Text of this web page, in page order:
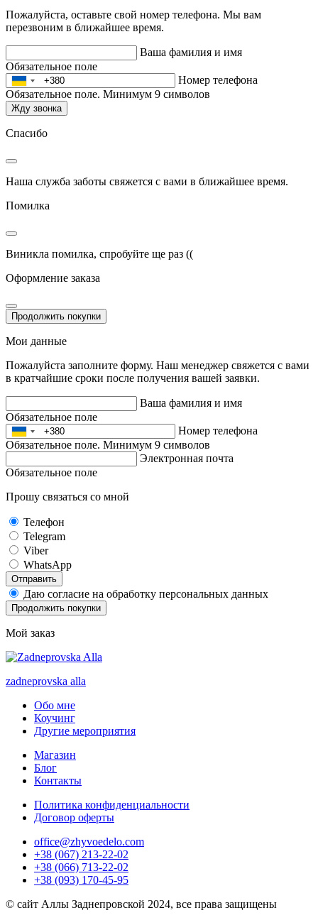
Пожалуйста, оставьте свой номер телефона. Мы вам
перезвоним в ближайшее время.
Ваша фамилия и имя
Обязательное поле
Номер телефона
Обязательное поле. Минимум 9 символов
Жду звонка
Спасибо
Наша служба заботы свяжется с вами в ближайшее время.
Помилка
Виникла помилка, спробуйте ще раз ((
Оформление заказа
Продолжить покупки
Мои данные
Пожалуйста заполните форму. Наш менеджер свяжется с вами
в кратчайшие сроки после получения вашей заявки.
Ваша фамилия и имя
Обязательное поле
Номер телефона
Обязательное поле. Минимум 9 символов
Электронная почта
Обязательное поле
Прошу связаться со мной
Телефон
Telegram
Viber
WhatsApp
Отправить
Даю согласие на обработку персональных данных
Продолжить покупки
Мой заказ
zadneprovska alla
Обо мне
Коучинг
Другие мероприятия
Магазин
Блог
Контакты
Политика конфиденциальности
Договор оферты
office@zhyvoedelo.com
+38 (067) 213-22-02
+38 (066) 713-22-02
+38 (093) 170-45-95
© сайт Аллы Заднепровской 2024, все права защищены